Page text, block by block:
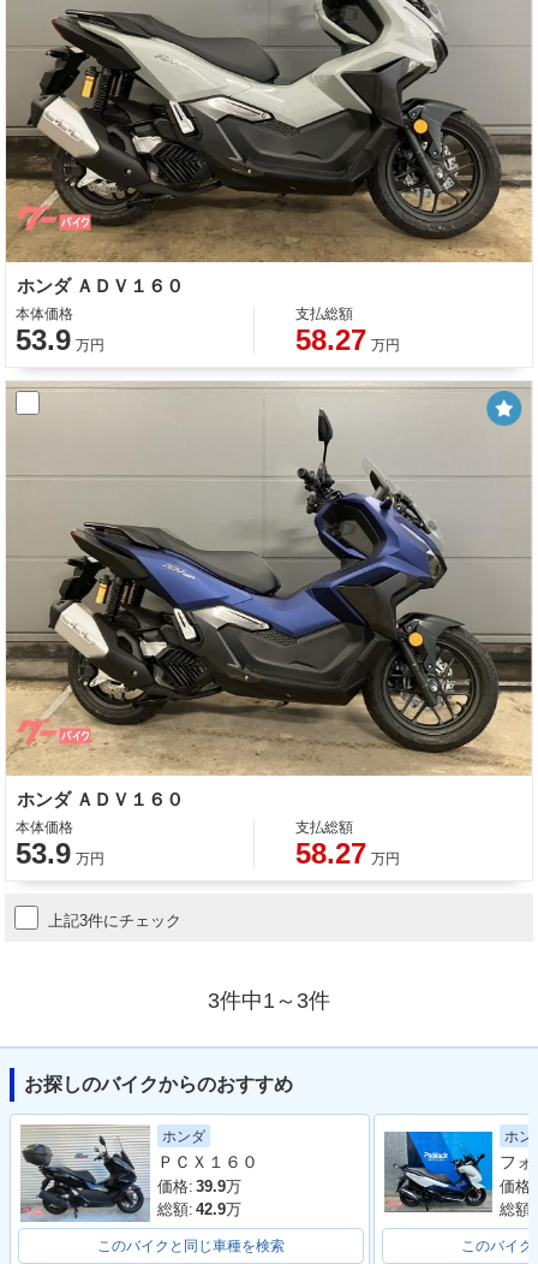
ホンダ ＡＤＶ１６０
本体価格
53.9 万円
支払総額
58.27 万円
ホンダ ＡＤＶ１６０
本体価格
53.9 万円
支払総額
58.27 万円
上記3件にチェック
3件中1～3件
お探しのバイクからのおすすめ
ホンダ
ＰＣＸ１６０
価格: 39.9万
総額: 42.9万
このバイクと同じ車種を検索
ホン
価格:
総額:
このバイ